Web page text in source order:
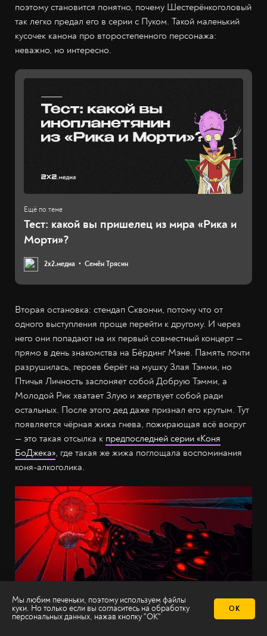
поэтому становится понятно, почему Шестерёнкоголовый
так легко предал его в серии с Пуком. Такой маленький
кусочек канона про второстепенного персонажа:
неважно, но интересно.
Тест: какой вы пришелец из мира «Рика и
Морти»?
2х2.медиа Семён Трясин
Вторая остановка: стендап Сквончи, потому что от
одного выступления проще перейти к другому. И через
него они попадают на их первый совместный концерт —
прямо в день знакомства на Бёрдинг Мэне. Память почти
разрушилась, героев берёт на мушку Злая Тэмми, но
Птичья Личность заслоняет собой Добрую Тэмми, а
Молодой Рик хватает Злую и жертвует собой ради
остальных. После этого дед даже признал его крутым. Тут
появляется чёрная жижа гнева, пожирающая всё вокруг
— это такая отсылка к предпоследней серии «Коня
БоДжека», где такая же жижа поглощала воспоминания
коня-алкоголика.
Мы любим печеньки, поэтому используем файлы
куки. Но только если вы согласитесь на обработку
персональных данных, нажав кнопку "ОК"
ОК